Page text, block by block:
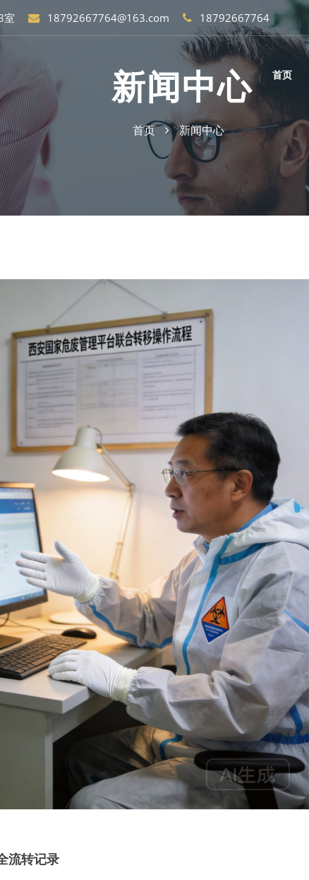
室 18792667764@163.com 18792667764
首页
新闻中心
首页 新闻中心
流转记录